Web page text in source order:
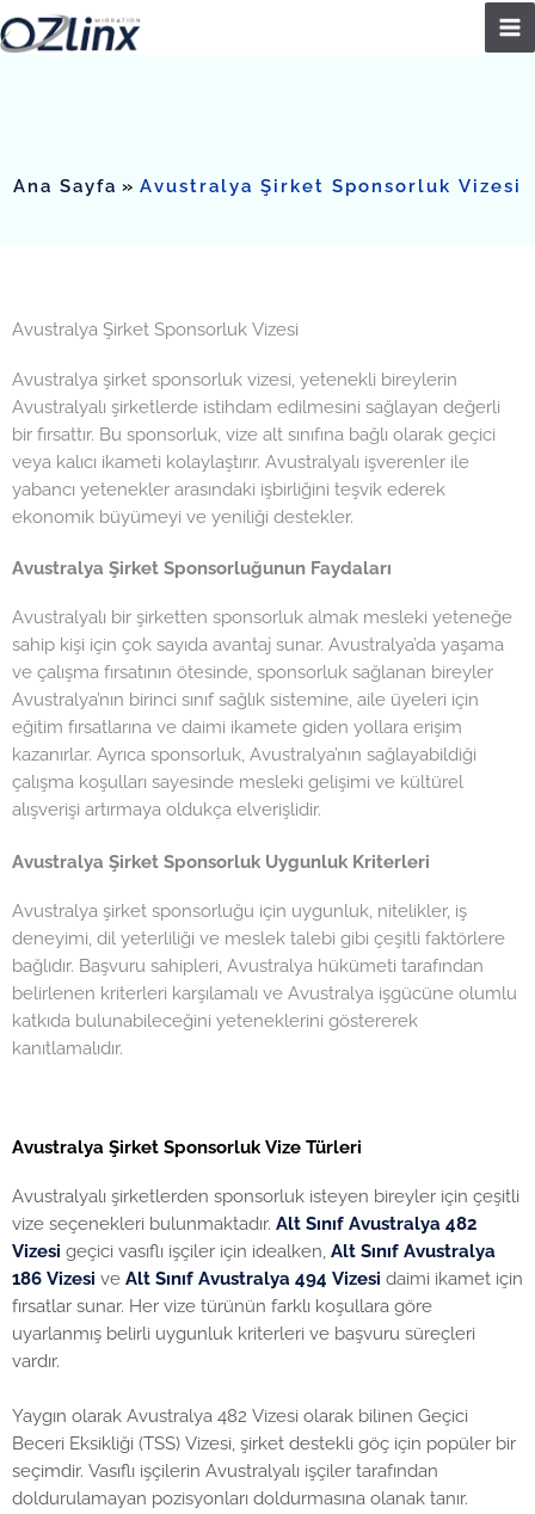
İçeriğe
atla
Ana Sayfa Avustralya Şirket Sponsorluk Vizesi
Avustralya Şirket Sponsorluk Vizesi
Avustralya şirket sponsorluk vizesi, yetenekli bireylerin
Avustralyalı şirketlerde istihdam edilmesini sağlayan değerli
bir fırsattır. Bu sponsorluk, vize alt sınıfına bağlı olarak geçici
veya kalıcı ikameti kolaylaştırır. Avustralyalı işverenler ile
yabancı yetenekler arasındaki işbirliğini teşvik ederek
ekonomik büyümeyi ve yeniliği destekler.
Avustralya Şirket Sponsorluğunun Faydaları
Avustralyalı bir şirketten sponsorluk almak mesleki yeteneğe
sahip kişi için çok sayıda avantaj sunar. Avustralya’da yaşama
ve çalışma fırsatının ötesinde, sponsorluk sağlanan bireyler
Avustralya’nın birinci sınıf sağlık sistemine, aile üyeleri için
eğitim fırsatlarına ve daimi ikamete giden yollara erişim
kazanırlar. Ayrıca sponsorluk, Avustralya’nın sağlayabildiği
çalışma koşulları sayesinde mesleki gelişimi ve kültürel
alışverişi artırmaya oldukça elverişlidir.
Avustralya Şirket Sponsorluk Uygunluk Kriterleri
Avustralya şirket sponsorluğu için uygunluk, nitelikler, iş
deneyimi, dil yeterliliği ve meslek talebi gibi çeşitli faktörlere
bağlıdır. Başvuru sahipleri, Avustralya hükümeti tarafından
belirlenen kriterleri karşılamalı ve Avustralya işgücüne olumlu
katkıda bulunabileceğini yeteneklerini göstererek
kanıtlamalıdır.
Avustralya Şirket Sponsorluk Vize Türleri
Avustralyalı şirketlerden sponsorluk isteyen bireyler için çeşitli
vize seçenekleri bulunmaktadır. Alt Sınıf Avustralya 482
Vizesi geçici vasıflı işçiler için idealken, Alt Sınıf Avustralya
186 Vizesi ve Alt Sınıf Avustralya 494 Vizesi daimi ikamet için
fırsatlar sunar. Her vize türünün farklı koşullara göre
uyarlanmış belirli uygunluk kriterleri ve başvuru süreçleri
vardır.
Yaygın olarak Avustralya 482 Vizesi olarak bilinen Geçici
Beceri Eksikliği (TSS) Vizesi, şirket destekli göç için popüler bir
seçimdir. Vasıflı işçilerin Avustralyalı işçiler tarafından
doldurulamayan pozisyonları doldurmasına olanak tanır.